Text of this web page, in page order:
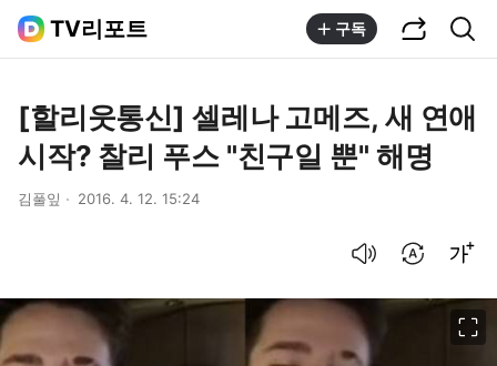
TV리포트 구독
[할리웃통신] 셀레나 고메즈, 새 연애
시작? 찰리 푸스 "친구일 뿐" 해명
김풀잎 2016. 4. 12. 15:24